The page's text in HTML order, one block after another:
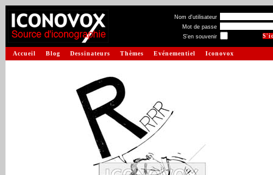
Nom d'utilisateur
Mot de passe
S'en souvenir
Accueil Blog Dessinateurs Thèmes Evénementiel Iconovox